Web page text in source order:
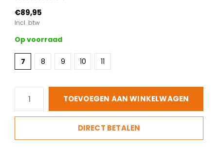
€89,95
Incl. btw
Op voorraad
7 8 9 10 11
TOEVOEGEN AAN WINKELWAGEN
DIRECT BETALEN